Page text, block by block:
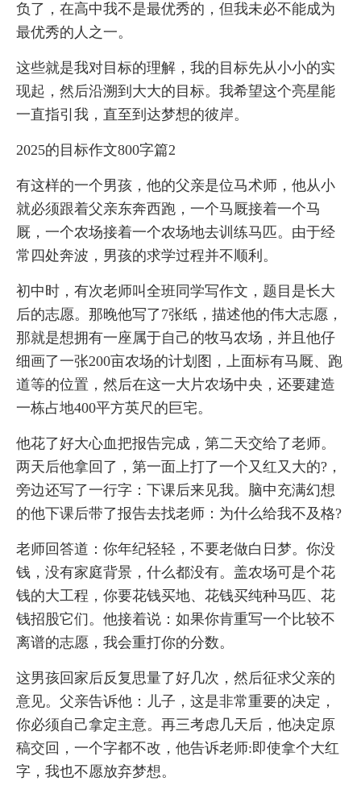
负了，在高中我不是最优秀的，但我未必不能成为
最优秀的人之一。
这些就是我对目标的理解，我的目标先从小小的实
现起，然后沿溯到大大的目标。我希望这个亮星能
一直指引我，直至到达梦想的彼岸。
2025的目标作文800字篇2
有这样的一个男孩，他的父亲是位马术师，他从小
就必须跟着父亲东奔西跑，一个马厩接着一个马
厩，一个农场接着一个农场地去训练马匹。由于经
常四处奔波，男孩的求学过程并不顺利。
初中时，有次老师叫全班同学写作文，题目是长大
后的志愿。那晚他写了7张纸，描述他的伟大志愿，
那就是想拥有一座属于自己的牧马农场，并且他仔
细画了一张200亩农场的计划图，上面标有马厩、跑
道等的位置，然后在这一大片农场中央，还要建造
一栋占地400平方英尺的巨宅。
他花了好大心血把报告完成，第二天交给了老师。
两天后他拿回了，第一面上打了一个又红又大的?，
旁边还写了一行字：下课后来见我。脑中充满幻想
的他下课后带了报告去找老师：为什么给我不及格?
老师回答道：你年纪轻轻，不要老做白日梦。你没
钱，没有家庭背景，什么都没有。盖农场可是个花
钱的大工程，你要花钱买地、花钱买纯种马匹、花
钱招股它们。他接着说：如果你肯重写一个比较不
离谱的志愿，我会重打你的分数。
这男孩回家后反复思量了好几次，然后征求父亲的
意见。父亲告诉他：儿子，这是非常重要的决定，
你必须自己拿定主意。再三考虑几天后，他决定原
稿交回，一个字都不改，他告诉老师:即使拿个大红
字，我也不愿放弃梦想。